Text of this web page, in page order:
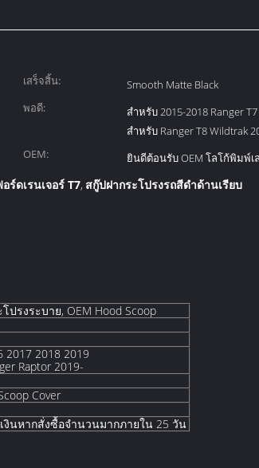
เสร็จสิ้น:
Smooth Matte Black
พอดี:
สำหรับ 2015-2018 Ranger
สำหรับ Ranger T8 Wildtrak
OEM:
ยินดีต้อนรับ OEM โลโก้พิมพ์เ
ร์ดเรนเจอร์ T7, สกู๊ปฝากระโปรงรถสีดำด้านเรียบ
รงระบาย, OEM Hood Scoop
2017 2018 2019
Raptor 2019-
Cover
งินหากสั่งซื้อจำนวนมากภายใน 25 วัน